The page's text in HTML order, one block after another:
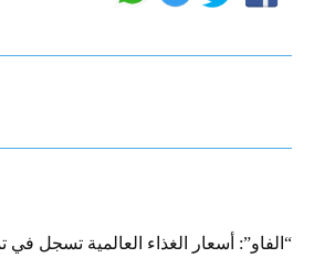
“الفاو”: أسعار الغذاء العالمية تسجل